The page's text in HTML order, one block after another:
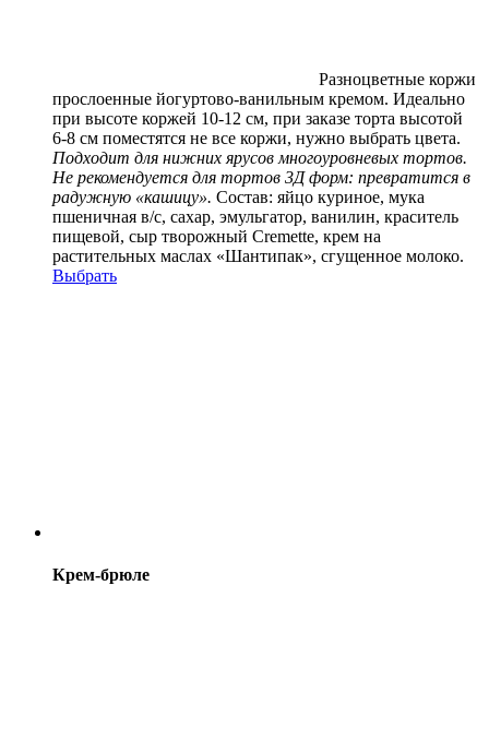
Разноцветные коржи
прослоенные йогуртово-ванильным кремом. Идеально
при высоте коржей 10-12 см, при заказе торта высотой
6-8 см поместятся не все коржи, нужно выбрать цвета.
Подходит для нижних ярусов многоуровневых тортов.
Не рекомендуется для тортов 3Д форм: превратится в
радужную «кашицу». Состав: яйцо куриное, мука
пшеничная в/с, сахар, эмульгатор, ванилин, краситель
пищевой, сыр творожный Cremette, крем на
растительных маслах «Шантипак», сгущенное молоко.
Выбрать
Крем-брюле